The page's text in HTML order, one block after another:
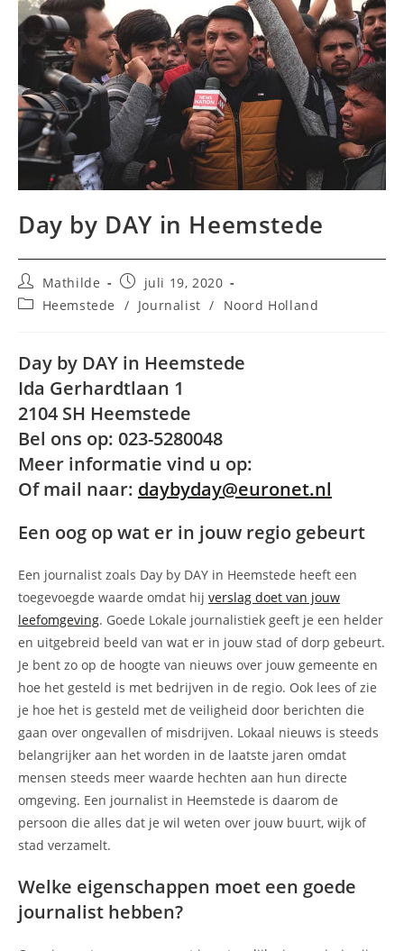
Day by DAY in Heemstede
Bericht
auteur:
Mathilde
Bericht
gepubliceerd
op:
juli 19, 2020
Berichtcategorie:
Heemstede / Journalist / Noord Holland
Day by DAY in Heemstede
Ida Gerhardtlaan 1
2104 SH Heemstede
Bel ons op: 023-5280048
Meer informatie vind u op:
Of mail naar: daybyday@euronet.nl
Een oog op wat er in jouw regio gebeurt
Een journalist zoals Day by DAY in Heemstede heeft een
toegevoegde waarde omdat hij verslag doet van jouw
leefomgeving. Goede Lokale journalistiek geeft je een helder
en uitgebreid beeld van wat er in jouw stad of dorp gebeurt.
Je bent zo op de hoogte van nieuws over jouw gemeente en
hoe het gesteld is met bedrijven in de regio. Ook lees of zie
je hoe het is gesteld met de veiligheid door berichten die
gaan over ongevallen of misdrijven. Lokaal nieuws is steeds
belangrijker aan het worden in de laatste jaren omdat
mensen steeds meer waarde hechten aan hun directe
omgeving. Een journalist in Heemstede is daarom de
persoon die alles dat je wil weten over jouw buurt, wijk of
stad verzamelt.
Welke eigenschappen moet een goede
journalist hebben?